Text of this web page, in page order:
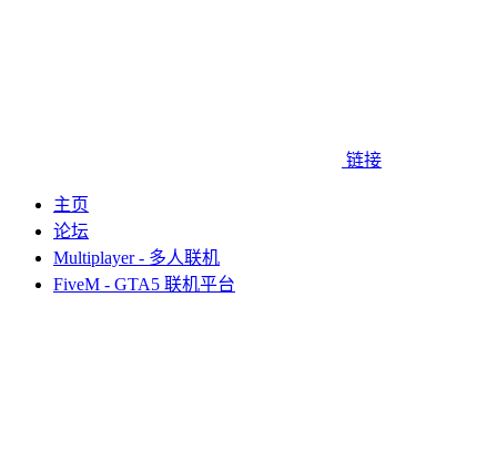
链接
主页
论坛
Multiplayer - 多人联机
FiveM - GTA5 联机平台